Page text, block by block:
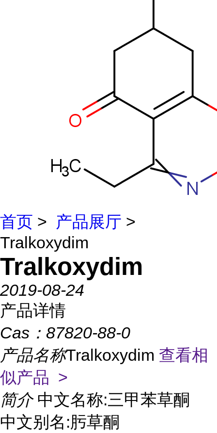
首页 > 产品展厅 >
Tralkoxydim
Tralkoxydim
2019-08-24
产品详情
Cas： 87820-88-0
产品名称Tralkoxydim 查看相
似产品 >
简介 中文名称:三甲苯草酮
中文别名:肟草酮